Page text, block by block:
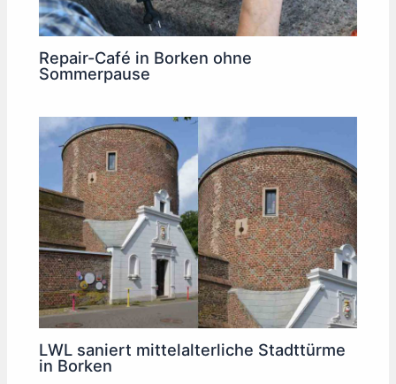
Repair-Café in Borken ohne
Sommerpause
LWL saniert mittelalterliche Stadttürme
in Borken